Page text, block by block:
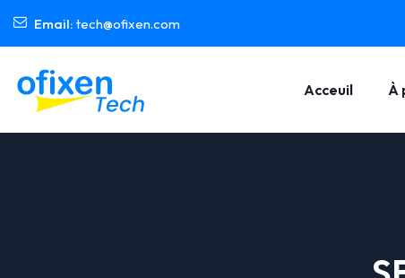
Email: tech@ofixen.com
Acceuil À